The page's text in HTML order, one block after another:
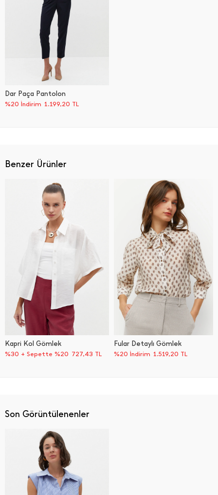
Benzer Ürünler
Kapri Kol Gömlek
%30 + Sepette %20 727,43 TL
Fular Detaylı Gömlek
%20 İndirim 1.519,20 TL
Dar Paça Pantolon
%20 İndirim 1.199,20 TL
Son Görüntülenenler